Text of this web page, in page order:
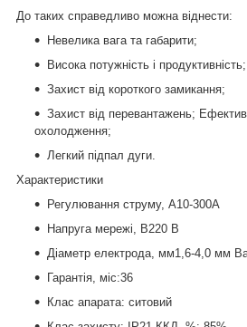
До таких справедливо можна віднести:
Невелика вага та габарити;
Висока потужність і продуктивність;
Захист від короткого замикання;
Захист від перевантажень;
охолодження;
Легкий підпал дуги.
Характеристики
Регулювання струму, А10-300А
Напруга мережі, B220 В
Діаметр електрода, мм1,6-4,0 мм
Гарантія, міс:36
Клас апарата: ситовий